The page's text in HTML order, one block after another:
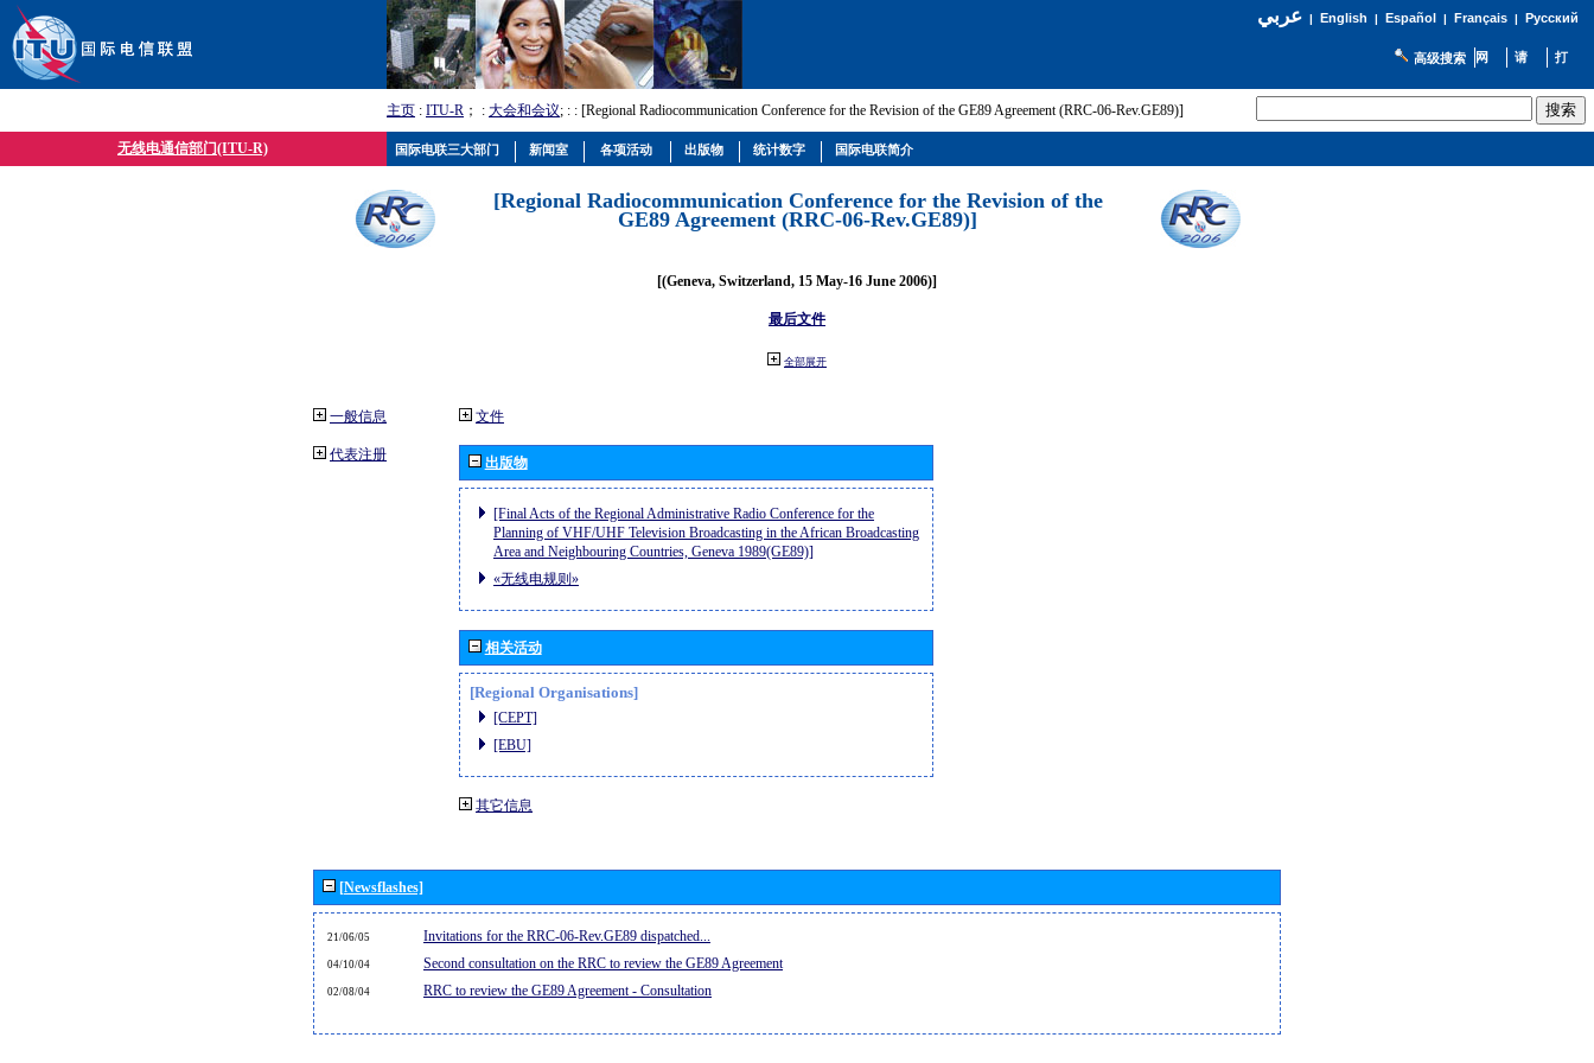
عربي| English | Español | Français| Русский
高级搜索
主页 : ITU-R ； : 大会和会议; : : [Regional Radiocommunication Conference for the Revision of the GE89 Agreement (RRC-06-Rev.GE89)]
无线电通信部门(ITU-R)
[Regional Radiocommunication Conference for the Revision of the
GE89 Agreement (RRC-06-Rev.GE89)]
[(Geneva, Switzerland, 15 May-16 June 2006)]
最后文件
全部展开
一般信息
代表注册
文件
出版物
[Final Acts of the Regional Administrative Radio Conference for the
Planning of VHF/UHF Television Broadcasting in the African Broadcasting
Area and Neighbouring Countries, Geneva 1989(GE89)]
«无线电规则»
相关活动
[Regional Organisations]
[CEPT]
[EBU]
其它信息
[Newsflashes]
21/06/05 Invitations for the RRC-06-Rev.GE89 dispatched...
04/10/04 Second consultation on the RRC to review the GE89 Agreement
02/08/04 RRC to review the GE89 Agreement - Consultation
国际电联三大部门 新闻室 各项活动 出版物 统计数字 国际电联简介